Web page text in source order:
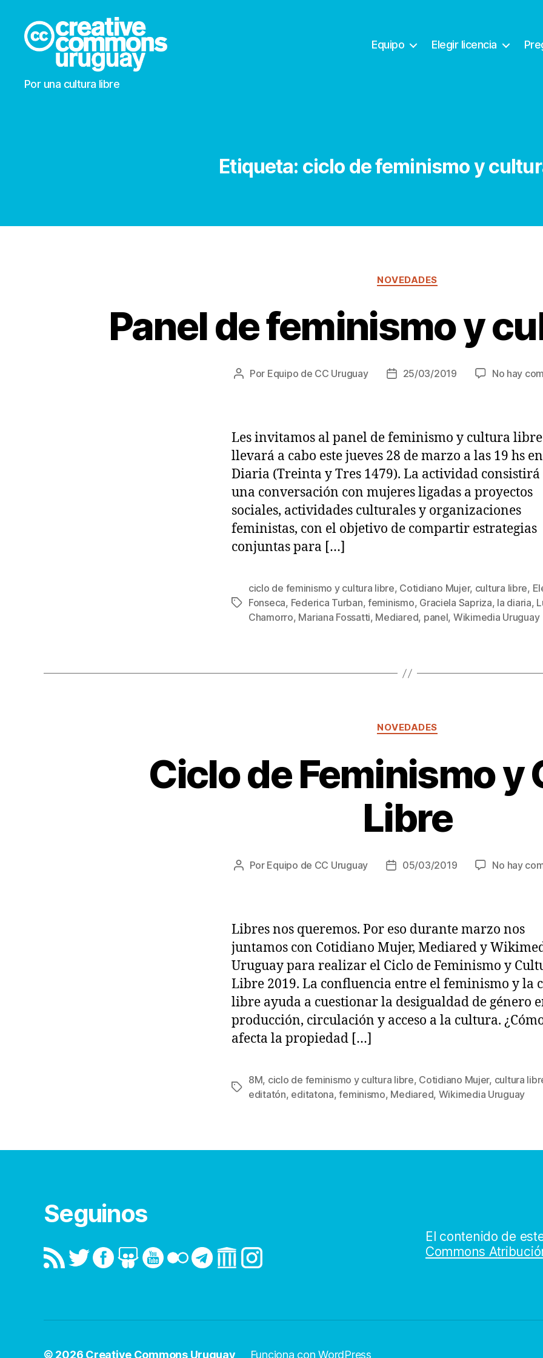
Creative
Commons
Por una cultura libre
Equipo Elegir licencia
Etiqueta: ciclo de feminismo y
Categorías
NOVEDADES
Panel de feminismo y
Autor
Por Equipo de CC Uruguay
Fecha25/03/2019 No hay
Les invitamos al panel de feminismo y cultura libre
llevará a cabo este jueves 28 de marzo a las 19 hs
Diaria (Treinta y Tres 1479). La actividad consistirá
una conversación con mujeres ligadas a proyectos
sociales, actividades culturales y organizaciones
feministas, con el objetivo de compartir estrategias
conjuntas para […]
Etiquetas
ciclo de feminismo y cultura libre, Cotidiano Mujer, cultura libre,
Fonseca, Federica Turban,feminismo, Graciela Sapriza, la diaria,
Chamorro, Mariana Fossatti, Mediared, panel, Wikimedia Uruguay
Categorías
NOVEDADES
Ciclo de Feminismo y
Libre
Autor
Por Equipo de CC Uruguay
Fecha05/03/2019 No hay
Libres nos queremos. Por eso durante marzo nos
juntamos con Cotidiano Mujer, Mediared y
Uruguay para realizar el Ciclo de Feminismo y
Libre 2019. La confluencia entre el feminismo y la
libre ayuda a cuestionar la desigualdad de género
producción, circulación y acceso a la cultura.
afecta la propiedad […]
Etiquetas
8M, ciclo de feminismo y cultura libre, Cotidiano Mujer, cultura
editatón, editatona,feminismo, Mediared, Wikimedia Uruguay
Seguinos
El contenido de
Commons
© 2026 Creative Commons Uruguay Funciona con WordPress